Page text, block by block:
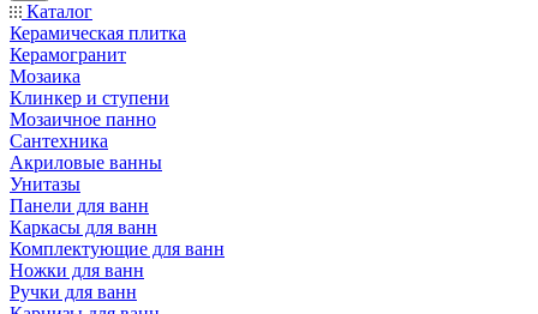
Каталог
Керамическая плитка
Керамогранит
Мозаика
Клинкер и ступени
Мозаичное панно
Сантехника
Акриловые ванны
Унитазы
Панели для ванн
Каркасы для ванн
Комплектующие для ванн
Ножки для ванн
Ручки для ванн